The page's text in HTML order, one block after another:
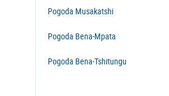
Pogoda Musakatshi
Pogoda Bena-Mpata
Pogoda Bena-Tshitungu